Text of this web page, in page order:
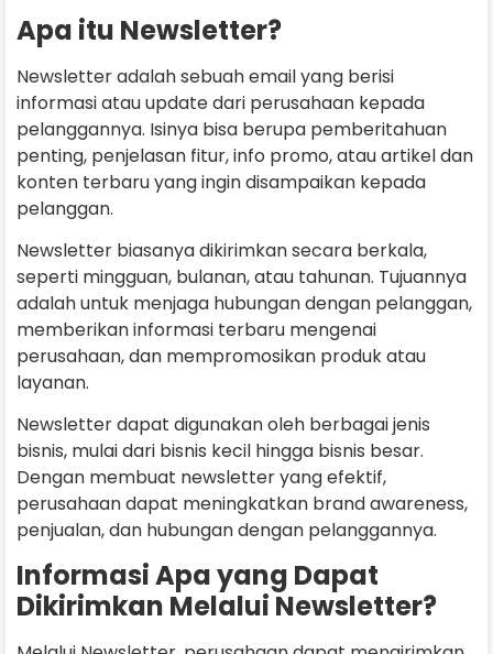
Apa itu Newsletter?
Newsletter adalah sebuah email yang berisi
informasi atau update dari perusahaan kepada
pelanggannya. Isinya bisa berupa pemberitahuan
penting, penjelasan fitur, info promo, atau artikel dan
konten terbaru yang ingin disampaikan kepada
pelanggan.
Newsletter biasanya dikirimkan secara berkala,
seperti mingguan, bulanan, atau tahunan. Tujuannya
adalah untuk menjaga hubungan dengan pelanggan,
memberikan informasi terbaru mengenai
perusahaan, dan mempromosikan produk atau
layanan.
Newsletter dapat digunakan oleh berbagai jenis
bisnis, mulai dari bisnis kecil hingga bisnis besar.
Dengan membuat newsletter yang efektif,
perusahaan dapat meningkatkan brand awareness,
penjualan, dan hubungan dengan pelanggannya.
Informasi Apa yang Dapat
Dikirimkan Melalui Newsletter?